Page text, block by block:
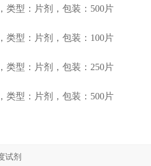
类型：片剂，包装：500片
类型：片剂，包装：100片
类型：片剂，包装：250片
类型：片剂，包装：500片